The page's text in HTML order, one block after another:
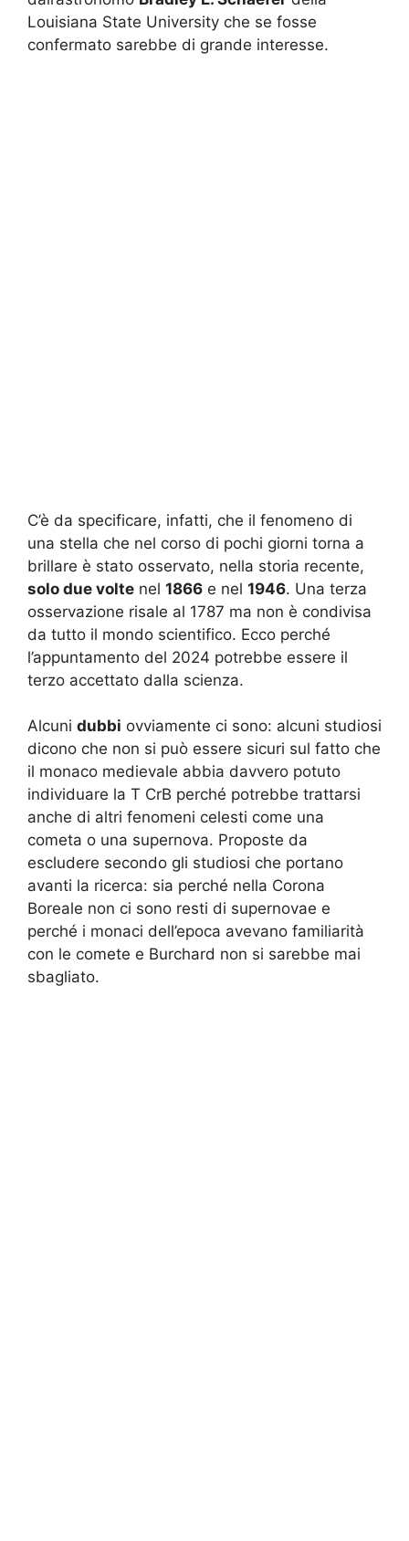
Louisiana State University che se fosse
confermato sarebbe di grande interesse.
C’è da specificare, infatti, che il fenomeno di
una stella che nel corso di pochi giorni torna a
brillare è stato osservato, nella storia recente,
solo due volte nel 1866 e nel 1946. Una terza
osservazione risale al 1787 ma non è condivisa
da tutto il mondo scientifico. Ecco perché
l’appuntamento del 2024 potrebbe essere il
terzo accettato dalla scienza.
Alcuni dubbi ovviamente ci sono: alcuni studiosi
dicono che non si può essere sicuri sul fatto che
il monaco medievale abbia davvero potuto
individuare la T CrB perché potrebbe trattarsi
anche di altri fenomeni celesti come una
cometa o una supernova. Proposte da
escludere secondo gli studiosi che portano
avanti la ricerca: sia perché nella Corona
Boreale non ci sono resti di supernovae e
perché i monaci dell’epoca avevano familiarità
con le comete e Burchard non si sarebbe mai
sbagliato.